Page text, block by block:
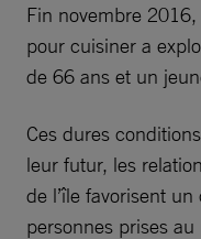
Fin novembre
pour cuisiner a
de 66 ans et un
Ces dures
leur futur, les
de l’île favorisent
personnes prises